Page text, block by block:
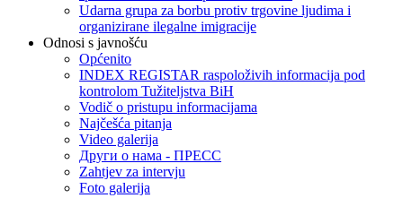
Udarna grupa za borbu protiv trgovine ljudima i
organizirane ilegalne imigracije
Odnosi s javnošću
Općenito
INDEX REGISTAR raspoloživih informacija pod
kontrolom Tužiteljstva BiH
Vodič o pristupu informacijama
Najčešća pitanja
Video galerija
Други о нама - ПРЕСC
Zahtjev za intervju
Foto galerija